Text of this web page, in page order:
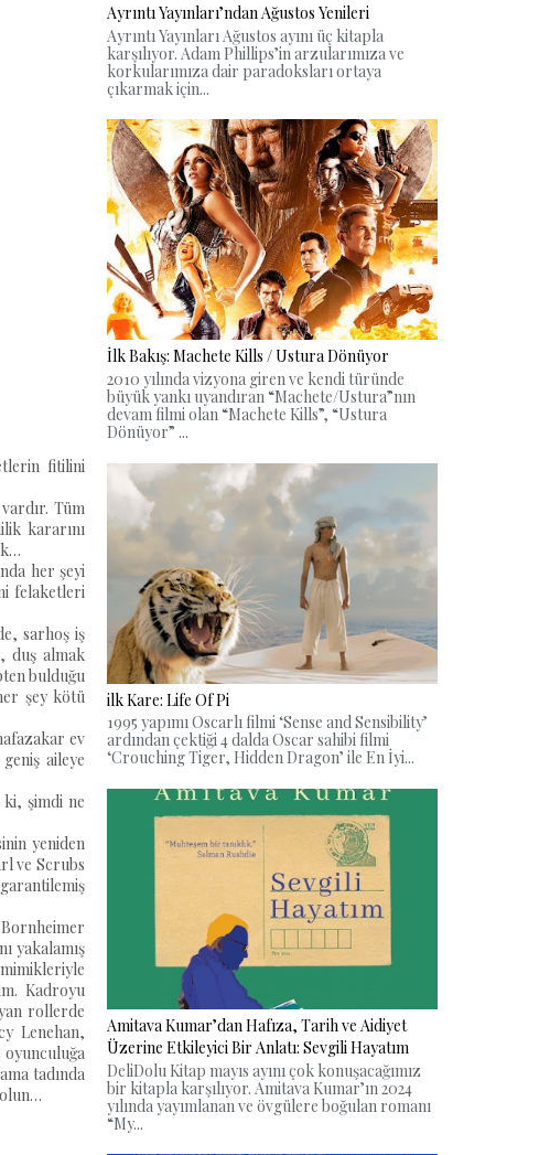
fitilini
Tüm
kararını
her şeyi
felaketleri
sarhoş iş
duş almak
bulduğu
şey kötü
ev
aileye
şimdi ne
yeniden
ve Scrubs
yakalamış
Kadroyu
rollerde
Lenehan,
oyunculuğa
tadında
Ayrıntı Yayınları’ndan Ağustos Yenileri
Ayrıntı Yayınları Ağustos ayını üç kitapla
karşılıyor. Adam Phillips’in arzularımıza ve
korkularımıza dair paradoksları ortaya
çıkarmak için...
İlk Bakış: Machete Kills / Ustura Dönüyor
2010 yılında vizyona giren ve kendi türünde
büyük yankı uyandıran “Machete/Ustura”nın
devam filmi olan “Machete Kills”, “Ustura
Dönüyor” ...
ilk Kare: Life Of Pi
1995 yapımı Oscarlı filmi ‘Sense and Sensibility’
ardından çektiği 4 dalda Oscar sahibi filmi
‘Crouching Tiger, Hidden Dragon’ ile En İyi...
Amitava Kumar’dan Hafıza, Tarih ve Aidiyet
Üzerine Etkileyici Bir Anlatı: Sevgili Hayatım
DeliDolu Kitap mayıs ayını çok konuşacağımız
bir kitapla karşılıyor. Amitava Kumar’ın 2024
yılında yayımlanan ve övgülere boğulan romanı
“My...